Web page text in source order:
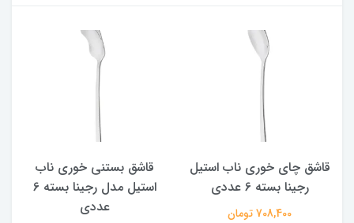
قاشق چای خوری ناب استیل
رجینا بسته 6 عددی
708,400 تومان
قاشق بستنی خوری ناب
استیل مدل رجینا بسته 6
عددی